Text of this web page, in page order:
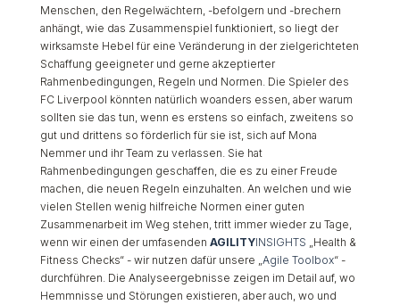
Menschen, den Regelwächtern, -befolgern und -brechern
anhängt, wie das Zusammenspiel funktioniert, so liegt der
wirksamste Hebel für eine Veränderung in der zielgerichteten
Schaffung geeigneter und gerne akzeptierter
Rahmenbedingungen, Regeln und Normen. Die Spieler des
FC Liverpool könnten natürlich woanders essen, aber warum
sollten sie das tun, wenn es erstens so einfach, zweitens so
gut und drittens so förderlich für sie ist, sich auf Mona
Nemmer und ihr Team zu verlassen. Sie hat
Rahmenbedingungen geschaffen, die es zu einer Freude
machen, die neuen Regeln einzuhalten. An welchen und wie
vielen Stellen wenig hilfreiche Normen einer guten
Zusammenarbeit im Weg stehen, tritt immer wieder zu Tage,
wenn wir einen der umfasenden AGILITYINSIGHTS „Health &
Fitness Checks“ - wir nutzen dafür unsere „Agile Toolbox“ -
durchführen. Die Analyseergebnisse zeigen im Detail auf, wo
Hemmnisse und Störungen existieren, aber auch, wo und